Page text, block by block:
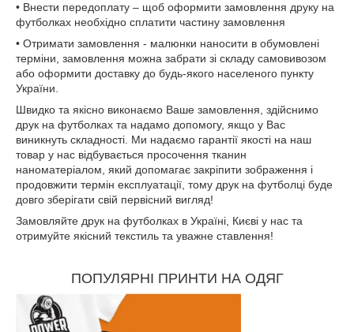
• Внести передоплату – щоб оформити замовлення друку на
футболках необхідно сплатити частину замовлення
• Отримати замовлення - малюнки наносити в обумовлені
терміни, замовлення можна забрати зі складу самовивозом
або оформити доставку до будь-якого населеного пункту
України.
Швидко та якісно виконаємо Ваше замовлення, здійснимо
друк на футболках та надамо допомогу, якщо у Вас
виникнуть складності. Ми надаємо гарантії якості на наш
товар у нас відбувається просочення тканин
наноматеріалом, який допомагає закріпити зображення і
продовжити термін експлуатації, тому друк на футболці буде
довго зберігати свій первісний вигляд!
Замовляйте друк на футболках в Україні, Києві у нас та
отримуйте якісний текстиль та уважне ставлення!
ПОПУЛЯРНІ ПРИНТИ НА ОДЯГ